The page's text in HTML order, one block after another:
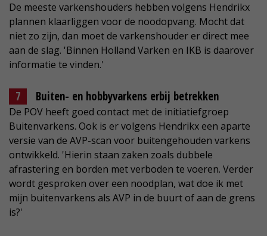
De meeste varkenshouders hebben volgens Hendrikx
plannen klaarliggen voor de noodopvang. Mocht dat
niet zo zijn, dan moet de varkenshouder er direct mee
aan de slag. 'Binnen Holland Varken en IKB is daarover
informatie te vinden.'
Buiten- en hobbyvarkens erbij betrekken
De POV heeft goed contact met de initiatiefgroep
Buitenvarkens. Ook is er volgens Hendrikx een aparte
versie van de AVP-scan voor buitengehouden varkens
ontwikkeld. 'Hierin staan zaken zoals dubbele
afrastering en borden met verboden te voeren. Verder
wordt gesproken over een noodplan, wat doe ik met
mijn buitenvarkens als AVP in de buurt of aan de grens
is?'